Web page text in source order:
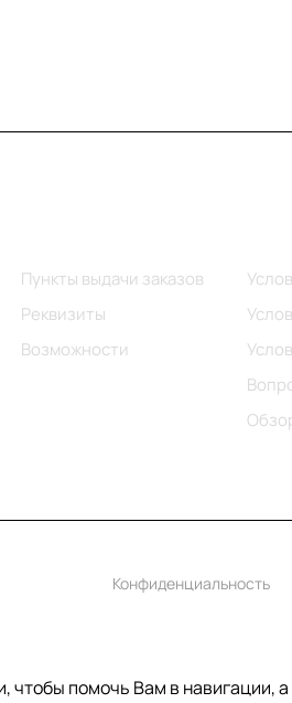
Пункты выдачи заказов
Реквизиты
Возможности
Конфиденциальность
чтобы помочь Вам в навигации,